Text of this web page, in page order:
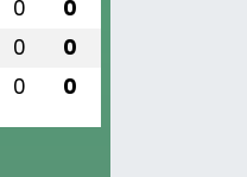
0 0
0 0
0 0